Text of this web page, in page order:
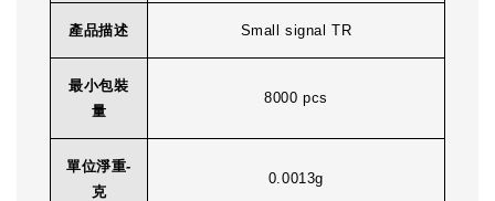
產品描述 Small signal TR
最小包裝
量
8000 pcs
單位淨重-
克
0.0013g